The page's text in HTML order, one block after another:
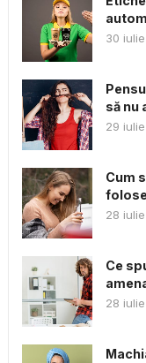
30
să nu
29
Cum
28
Ce
28